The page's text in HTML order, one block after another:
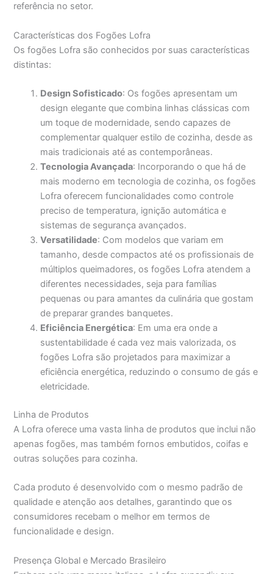
referência no setor.
Características dos Fogões Lofra
Os fogões Lofra são conhecidos por suas características
distintas:
Design Sofisticado: Os fogões apresentam um
design elegante que combina linhas clássicas com
um toque de modernidade, sendo capazes de
complementar qualquer estilo de cozinha, desde as
mais tradicionais até as contemporâneas.
Tecnologia Avançada: Incorporando o que há de
mais moderno em tecnologia de cozinha, os fogões
Lofra oferecem funcionalidades como controle
preciso de temperatura, ignição automática e
sistemas de segurança avançados.
Versatilidade: Com modelos que variam em
tamanho, desde compactos até os profissionais de
múltiplos queimadores, os fogões Lofra atendem a
diferentes necessidades, seja para famílias
pequenas ou para amantes da culinária que gostam
de preparar grandes banquetes.
Eficiência Energética: Em uma era onde a
sustentabilidade é cada vez mais valorizada, os
fogões Lofra são projetados para maximizar a
eficiência energética, reduzindo o consumo de gás e
eletricidade.
Linha de Produtos
A Lofra oferece uma vasta linha de produtos que inclui não
apenas fogões, mas também fornos embutidos, coifas e
outras soluções para cozinha.
Cada produto é desenvolvido com o mesmo padrão de
qualidade e atenção aos detalhes, garantindo que os
consumidores recebam o melhor em termos de
funcionalidade e design.
Presença Global e Mercado Brasileiro